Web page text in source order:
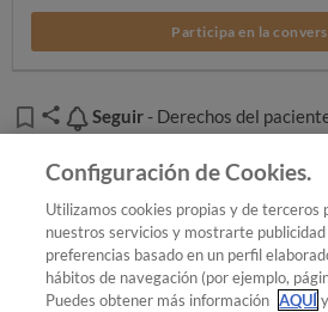
Participa en la
Seguir
Seguir- Derechos del
Añadir OCU en tus fuentes
¿Quieres recibir nuestra Newsletter?
Configuración de Cookies.
Utilizamos cookies propias y de terceros
nuestros servicios y mostrarte
preferencias basado en un perfil
hábitos de navegación (por ejemplo,
Puedes obtener más información AQUÍ